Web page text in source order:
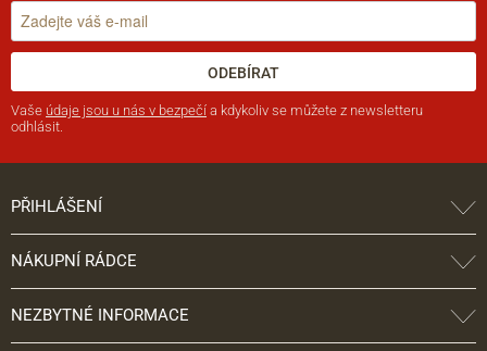
ODEBÍRAT
Vaše údaje jsou u nás v bezpečí a kdykoliv se můžete z newsletteru
odhlásit.
PŘIHLÁŠENÍ
NÁKUPNÍ RÁDCE
NEZBYTNÉ INFORMACE